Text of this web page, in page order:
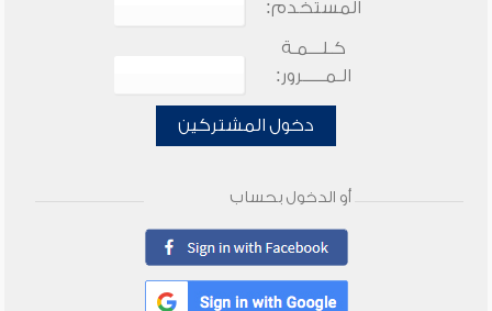
المستخدم:
كـلـــمـة
الـمـــــرور:
دخول المشتركين
أو الدخول بحساب